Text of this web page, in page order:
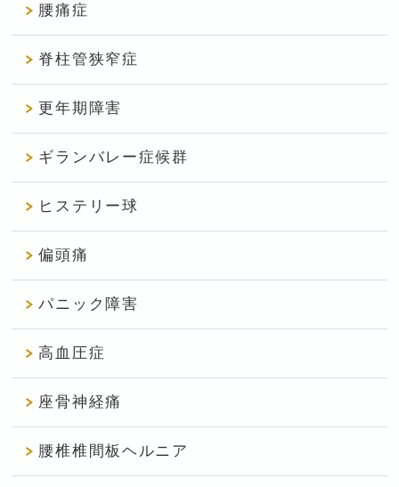
腰痛症
脊柱管狭窄症
更年期障害
ギランバレー症候群
ヒステリー球
偏頭痛
パニック障害
高血圧症
座骨神経痛
腰椎椎間板ヘルニア